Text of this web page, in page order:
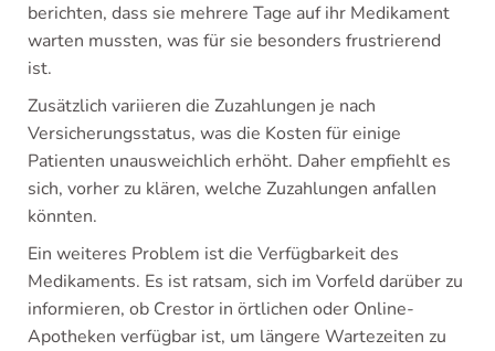
berichten, dass sie mehrere Tage auf ihr Medikament
warten mussten, was für sie besonders frustrierend
ist.
Zusätzlich variieren die Zuzahlungen je nach
Versicherungsstatus, was die Kosten für einige
Patienten unausweichlich erhöht. Daher empfiehlt es
sich, vorher zu klären, welche Zuzahlungen anfallen
könnten.
Ein weiteres Problem ist die Verfügbarkeit des
Medikaments. Es ist ratsam, sich im Vorfeld darüber zu
informieren, ob Crestor in örtlichen oder Online-
Apotheken verfügbar ist, um längere Wartezeiten zu